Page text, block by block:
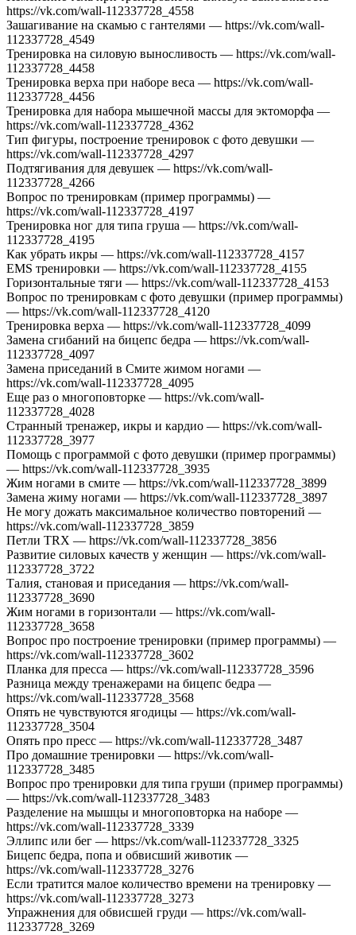
https://vk.com/wall-112337728_4558
Зашагивание на скамью с гантелями — https://vk.com/wall-
112337728_4549
Тренировка на силовую выносливость — https://vk.com/wall-
112337728_4458
Тренировка верха при наборе веса — https://vk.com/wall-
112337728_4456
Тренировка для набора мышечной массы для эктоморфа —
https://vk.com/wall-112337728_4362
Тип фигуры, построение тренировок с фото девушки —
https://vk.com/wall-112337728_4297
Подтягивания для девушек — https://vk.com/wall-
112337728_4266
Вопрос по тренировкам (пример программы) —
https://vk.com/wall-112337728_4197
Тренировка ног для типа груша — https://vk.com/wall-
112337728_4195
Как убрать икры — https://vk.com/wall-112337728_4157
EMS тренировки — https://vk.com/wall-112337728_4155
Горизонтальные тяги — https://vk.com/wall-112337728_4153
Вопрос по тренировкам с фото девушки (пример программы)
— https://vk.com/wall-112337728_4120
Тренировка верха — https://vk.com/wall-112337728_4099
Замена сгибаний на бицепс бедра — https://vk.com/wall-
112337728_4097
Замена приседаний в Смите жимом ногами —
https://vk.com/wall-112337728_4095
Еще раз о многоповторке — https://vk.com/wall-
112337728_4028
Странный тренажер, икры и кардио — https://vk.com/wall-
112337728_3977
Помощь с программой с фото девушки (пример программы)
— https://vk.com/wall-112337728_3935
Жим ногами в смите — https://vk.com/wall-112337728_3899
Замена жиму ногами — https://vk.com/wall-112337728_3897
Не могу дожать максимальное количество повторений —
https://vk.com/wall-112337728_3859
Петли TRX — https://vk.com/wall-112337728_3856
Развитие силовых качеств у женщин — https://vk.com/wall-
112337728_3722
Талия, становая и приседания — https://vk.com/wall-
112337728_3690
Жим ногами в горизонтали — https://vk.com/wall-
112337728_3658
Вопрос про построение тренировки (пример программы) —
https://vk.com/wall-112337728_3602
Планка для пресса — https://vk.com/wall-112337728_3596
Разница между тренажерами на бицепс бедра —
https://vk.com/wall-112337728_3568
Опять не чувствуются ягодицы — https://vk.com/wall-
112337728_3504
Опять про пресс — https://vk.com/wall-112337728_3487
Про домашние тренировки — https://vk.com/wall-
112337728_3485
Вопрос про тренировки для типа груши (пример программы)
— https://vk.com/wall-112337728_3483
Разделение на мышцы и многоповторка на наборе —
https://vk.com/wall-112337728_3339
Эллипс или бег — https://vk.com/wall-112337728_3325
Бицепс бедра, попа и обвисший животик —
https://vk.com/wall-112337728_3276
Если тратится малое количество времени на тренировку —
https://vk.com/wall-112337728_3273
Упражнения для обвисшей груди — https://vk.com/wall-
112337728_3269